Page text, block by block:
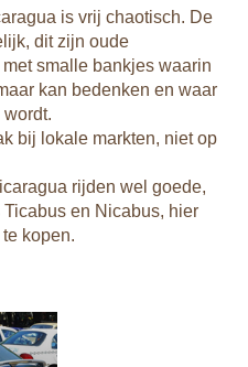
is vrij chaotisch. De
dit zijn oude
smalle bankjes waarin
kan bedenken en waar
bij lokale markten, niet op
rijden wel goede,
en Nicabus, hier
kopen.